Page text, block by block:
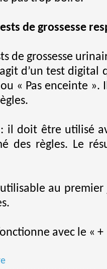
de grossesse
de grossesse
d’un test digital
« Pas enceinte
: il doit être utilisé
des règles. Le
au premier
avec le « +